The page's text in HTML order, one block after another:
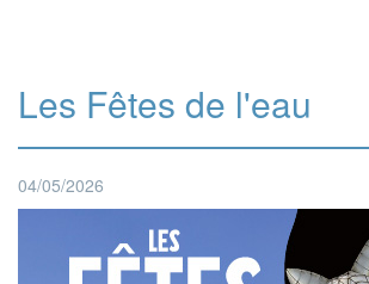
Les Fêtes de l'eau
04/05/2026